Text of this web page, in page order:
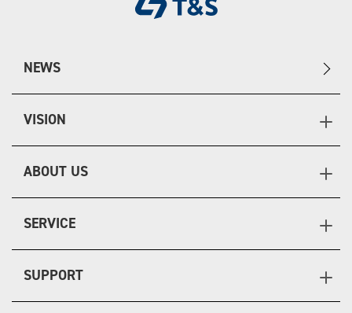
NEWS
VISION
ABOUT US
SERVICE
SUPPORT